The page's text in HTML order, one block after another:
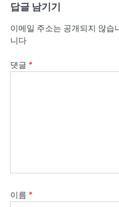
답글 남기기
이메일 주소는 공개되지 않습
니다
댓글 *
이름 *